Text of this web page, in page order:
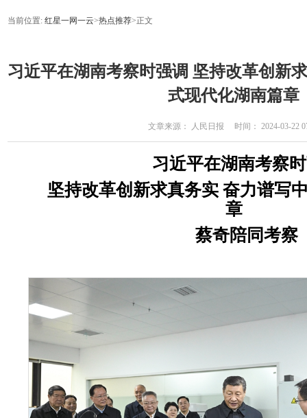
当前位置: 红星一网一云>热点推荐>正文
习近平在湖南考察时强调 坚持改革创新
式现代化湖南篇章
文章来源： 人民日报 时间： 2024-03-22
习近平在湖南考察
坚持改革创新求真务实 奋力谱写
章
蔡奇陪同考察